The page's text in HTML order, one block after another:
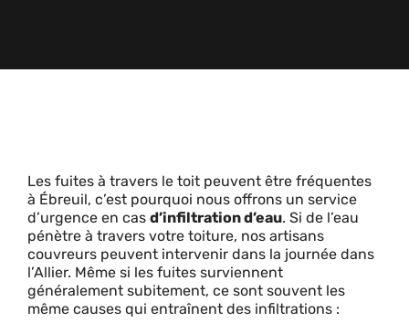
Les fuites à travers le toit peuvent être fréquentes
à Ébreuil, c’est pourquoi nous offrons un service
d’urgence en cas d’infiltration d’eau. Si de l’eau
pénètre à travers votre toiture, nos artisans
couvreurs peuvent intervenir dans la journée dans
l’Allier. Même si les fuites surviennent
généralement subitement, ce sont souvent les
même causes qui entraînent des infiltrations :